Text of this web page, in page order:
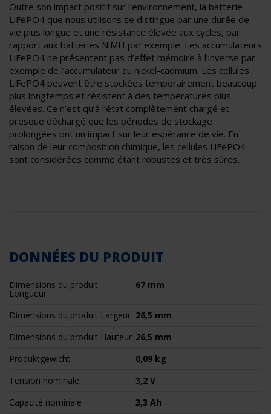
Outre son impact positif sur l’environnement, la batterie
LiFePO4 que nous utilisons se distingue par une durée de
vie plus longue et une résistance élevée aux cycles, par
rapport aux batteries NiMH par exemple. Les accumulateurs
LiFePO4 ne présentent pas d’effet mémoire à l’inverse par
exemple de l’accumulateur au nickel-cadmium. Les cellules
LiFePO4 peuvent être stockées temporairement beaucoup
plus longtemps et résistent à des températures plus
élevées. Ce n’est qu’à l’état complètement chargé et
presque déchargé que les périodes de stockage
prolongées ont un impact sur leur espérance de vie. En
raison de leur composition chimique, les cellules LiFePO4
sont considérées comme étant robustes et très sûres.
DONNÉES DU PRODUIT
Dimensions du produit
Longueur
67 mm
Dimensions du produit Largeur 26,5 mm
Dimensions du produit Hauteur 26,5 mm
Produktgewicht
0,09 kg
Tension nominale
3,2 V
Capacité nominale
3,3 Ah